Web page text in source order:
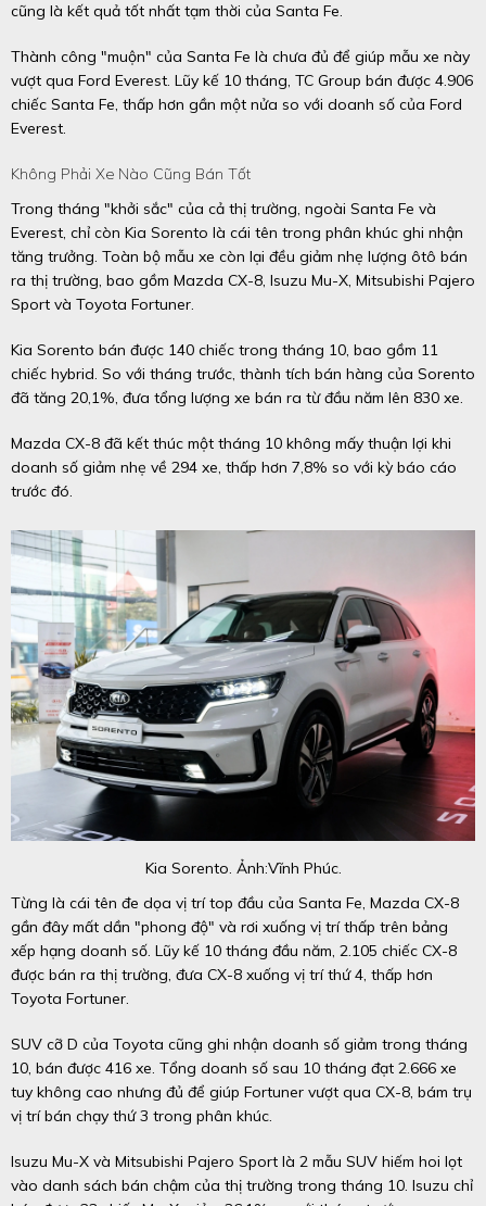
cũng là kết quả tốt nhất tạm thời của Santa Fe.
Thành công "muộn" của Santa Fe là chưa đủ để giúp mẫu xe này
vượt qua Ford Everest. Lũy kế 10 tháng, TC Group bán được 4.906
chiếc Santa Fe, thấp hơn gần một nửa so với doanh số của Ford
Everest.
Không Phải Xe Nào Cũng Bán Tốt
Trong tháng "khởi sắc" của cả thị trường, ngoài Santa Fe và
Everest, chỉ còn Kia Sorento là cái tên trong phân khúc ghi nhận
tăng trưởng. Toàn bộ mẫu xe còn lại đều giảm nhẹ lượng ôtô bán
ra thị trường, bao gồm Mazda CX-8, Isuzu Mu-X, Mitsubishi Pajero
Sport và Toyota Fortuner.
Kia Sorento bán được 140 chiếc trong tháng 10, bao gồm 11
chiếc hybrid. So với tháng trước, thành tích bán hàng của Sorento
đã tăng 20,1%, đưa tổng lượng xe bán ra từ đầu năm lên 830 xe.
Mazda CX-8 đã kết thúc một tháng 10 không mấy thuận lợi khi
doanh số giảm nhẹ về 294 xe, thấp hơn 7,8% so với kỳ báo cáo
trước đó.
Kia Sorento. Ảnh:Vĩnh Phúc.
Từng là cái tên đe dọa vị trí top đầu của Santa Fe, Mazda CX-8
gần đây mất dần "phong độ" và rơi xuống vị trí thấp trên bảng
xếp hạng doanh số. Lũy kế 10 tháng đầu năm, 2.105 chiếc CX-8
được bán ra thị trường, đưa CX-8 xuống vị trí thứ 4, thấp hơn
Toyota Fortuner.
SUV cỡ D của Toyota cũng ghi nhận doanh số giảm trong tháng
10, bán được 416 xe. Tổng doanh số sau 10 tháng đạt 2.666 xe
tuy không cao nhưng đủ để giúp Fortuner vượt qua CX-8, bám trụ
vị trí bán chạy thứ 3 trong phân khúc.
Isuzu Mu-X và Mitsubishi Pajero Sport là 2 mẫu SUV hiếm hoi lọt
vào danh sách bán chậm của thị trường trong tháng 10. Isuzu chỉ